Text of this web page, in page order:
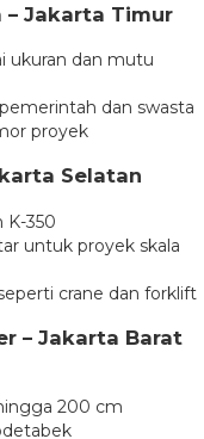
– Jakarta Timur
ukuran dan mutu
dan swasta
proyek
Selatan
K-350
untuk proyek skala
crane dan forklift
– Jakarta Barat
200 cm